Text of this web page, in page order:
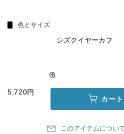
色とサイズ
シズクイヤーカフ
5,720円
カー
このアイテムについ